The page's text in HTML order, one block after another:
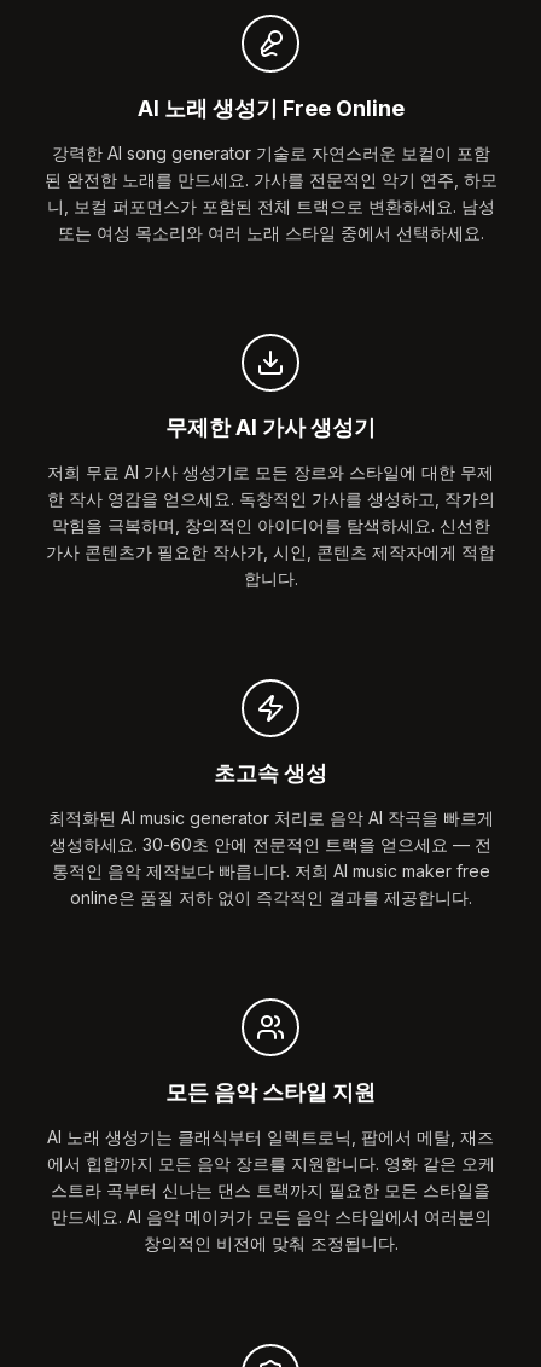
AI 노래 생성기 Free Online
강력한 AI song generator 기술로 자연스러운 보컬이 포함
된 완전한 노래를 만드세요. 가사를 전문적인 악기 연주, 하모
니, 보컬 퍼포먼스가 포함된 전체 트랙으로 변환하세요. 남성
또는 여성 목소리와 여러 노래 스타일 중에서 선택하세요.
무제한 AI 가사 생성기
저희 무료 AI 가사 생성기로 모든 장르와 스타일에 대한 무제
한 작사 영감을 얻으세요. 독창적인 가사를 생성하고, 작가의
막힘을 극복하며, 창의적인 아이디어를 탐색하세요. 신선한
가사 콘텐츠가 필요한 작사가, 시인, 콘텐츠 제작자에게 적합
합니다.
초고속 생성
최적화된 AI music generator 처리로 음악 AI 작곡을 빠르게
생성하세요. 30-60초 안에 전문적인 트랙을 얻으세요 — 전
통적인 음악 제작보다 빠릅니다. 저희 AI music maker free
online은 품질 저하 없이 즉각적인 결과를 제공합니다.
모든 음악 스타일 지원
AI 노래 생성기는 클래식부터 일렉트로닉, 팝에서 메탈, 재즈
에서 힙합까지 모든 음악 장르를 지원합니다. 영화 같은 오케
스트라 곡부터 신나는 댄스 트랙까지 필요한 모든 스타일을
만드세요. AI 음악 메이커가 모든 음악 스타일에서 여러분의
창의적인 비전에 맞춰 조정됩니다.